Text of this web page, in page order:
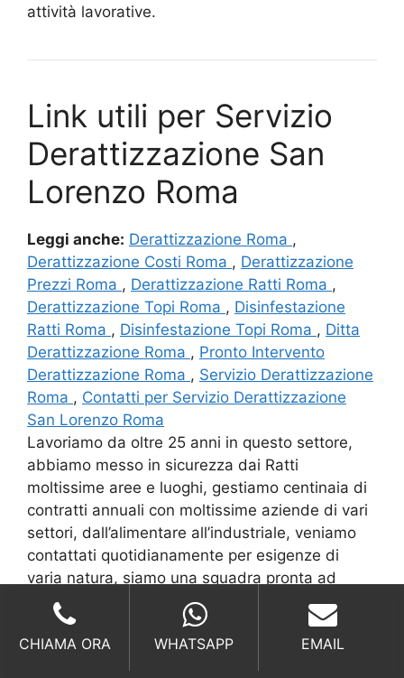
attività lavorative.
Link utili per Servizio
Derattizzazione San
Lorenzo Roma
Leggi anche: Derattizzazione Roma ,
Derattizzazione Costi Roma , Derattizzazione
Prezzi Roma , Derattizzazione Ratti Roma ,
Derattizzazione Topi Roma , Disinfestazione
Ratti Roma , Disinfestazione Topi Roma , Ditta
Derattizzazione Roma , Pronto Intervento
Derattizzazione Roma , Servizio Derattizzazione
Roma , Contatti per Servizio Derattizzazione
San Lorenzo Roma
Lavoriamo da oltre 25 anni in questo settore,
abbiamo messo in sicurezza dai Ratti
moltissime aree e luoghi, gestiamo centinaia di
contratti annuali con moltissime aziende di vari
settori, dall’alimentare all’industriale, veniamo
contattati quotidianamente per esigenze di
varia natura, siamo una squadra pronta ad
affrontare qualsiasi sfida nel nostro settore,
puntando sempre alla professionalità e onestà.
CHIAMA ORA
WHATSAPP EMAIL